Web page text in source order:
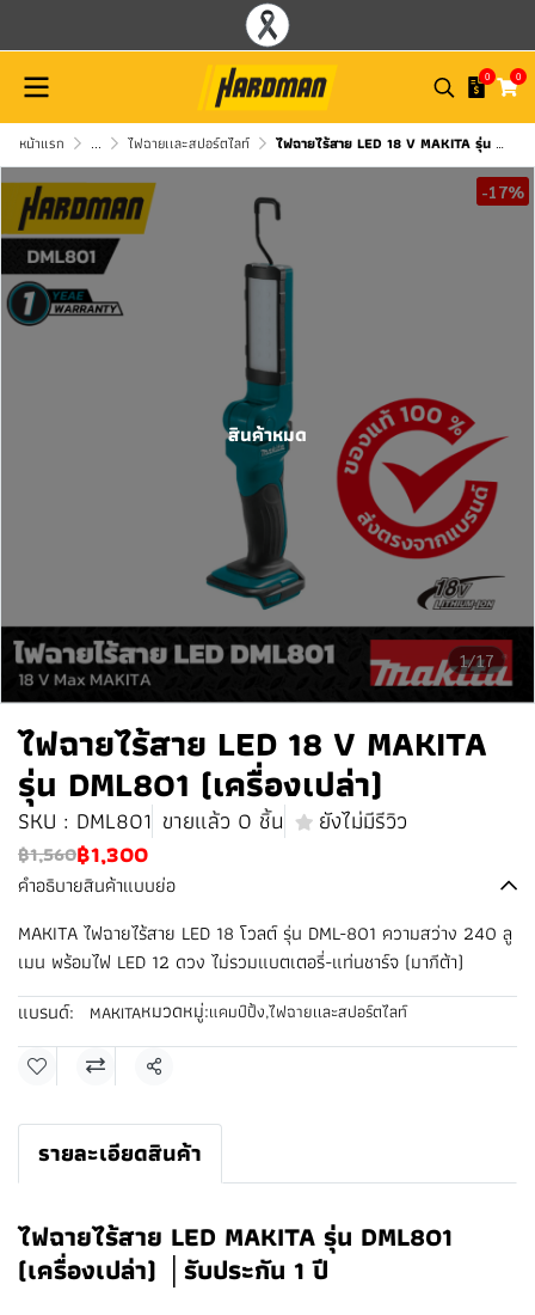
0 0
หน้าแรก ... ไฟฉายเเละสปอร์ตไลท์ ไฟฉายไร้สาย LED 18 V MAKITA รุ่น DML801 (เครื่องเปล่า)
1/17
-17%
สินค้าหมด
ไฟฉายไร้สาย LED 18 V MAKITA
รุ่น DML801 (เครื่องเปล่า)
SKU : DML801 ขายแล้ว 0 ชิ้น ยังไม่มีรีวิว
฿1,560฿1,300
คำอธิบายสินค้าแบบย่อ
MAKITA ไฟฉายไร้สาย LED 18 โวลต์ รุ่น DML-801 ความสว่าง 240 ลู
เมน พร้อมไฟ LED 12 ดวง ไม่รวมแบตเตอรี่-แท่นชาร์จ (มากีต้า)
แบรนด์:
MAKITAหมวดหมู่:แคมป์ปิ้ง,ไฟฉายเเละสปอร์ตไลท์
แชร์
รายละเอียดสินค้า
ไฟฉายไร้สาย LED MAKITA รุ่น DML801
(เครื่องเปล่า) │รับประกัน 1 ปี